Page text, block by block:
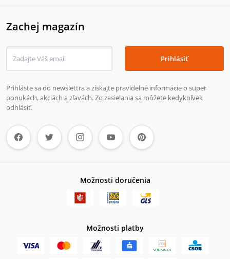
Zachej magazín
Prihlásiť
Prihláste sa do newslettra a získajte pravidelné informácie o super
ponukách, akciách a zľavách. Zo zasielania sa môžete kedykoľvek
odhlásiť.
Možnosti doručenia
Možnosti platby